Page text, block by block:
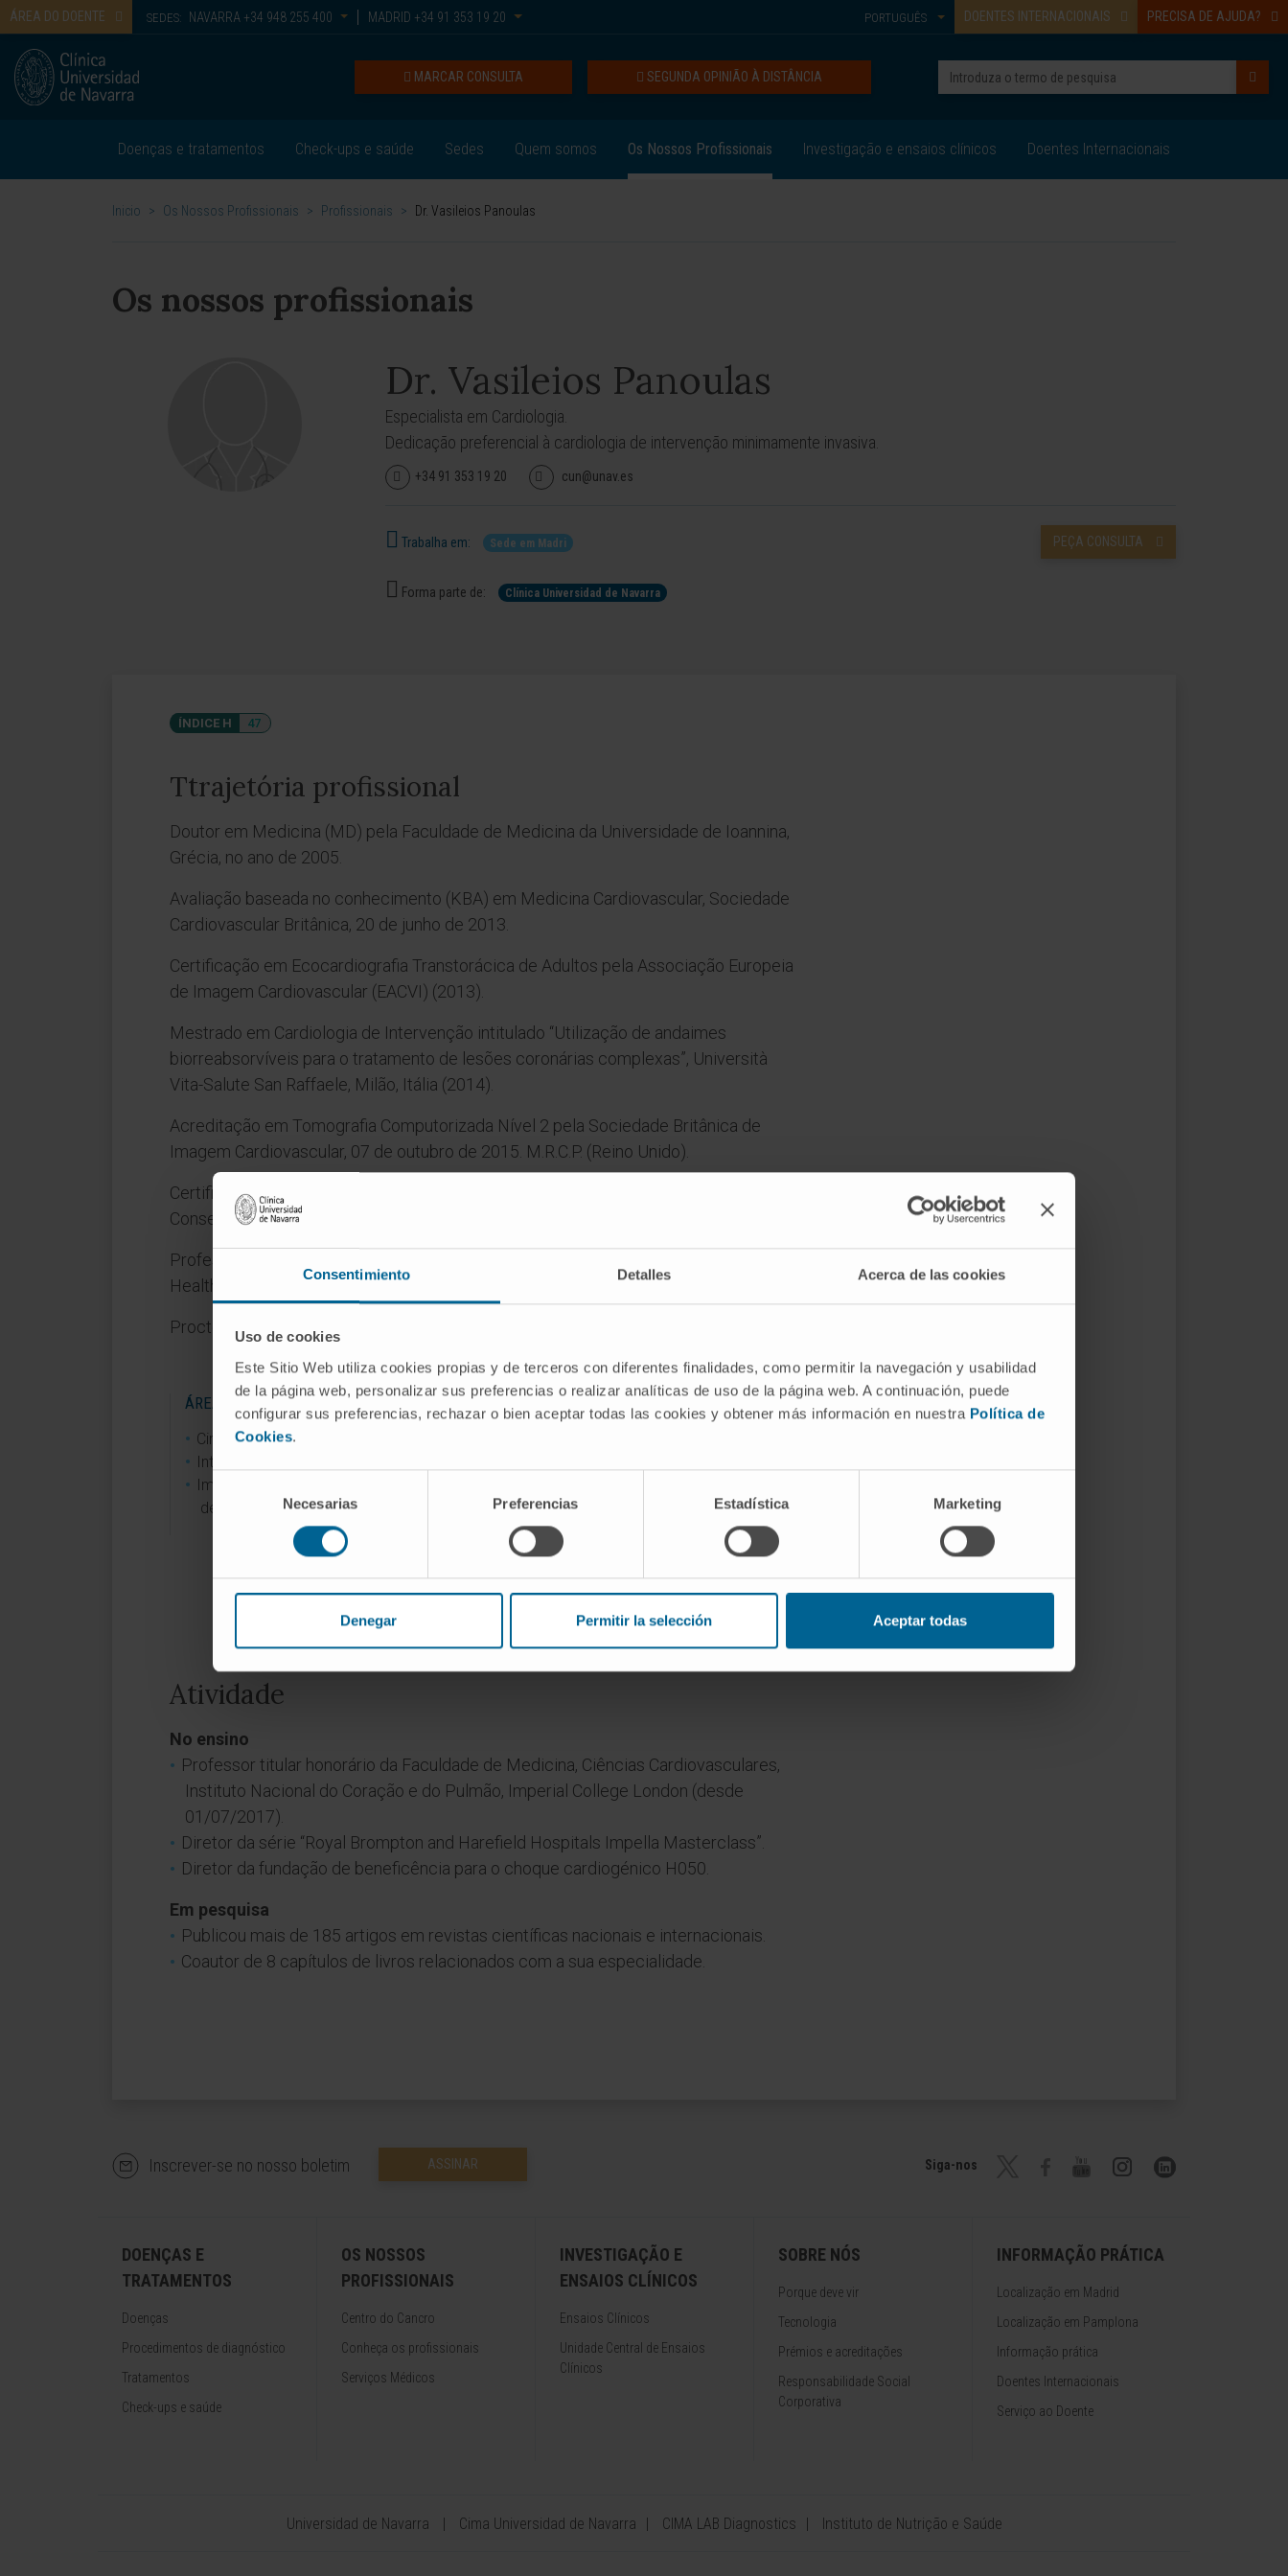
Consentimiento Detalles Acerca de las cookies
Uso de cookies
Este Sitio Web utiliza cookies propias y de terceros con diferentes finalidades, como permitir la navegación y usabilidad
de la página web, personalizar sus preferencias o realizar analíticas de uso de la página web. A continuación, puede
configurar sus preferencias, rechazar o bien aceptar todas las cookies y obtener más información en nuestra Política de
Cookies.
Selección
de
consentimiento
Necesarias Preferencias Estadística Marketing
Denegar Permitir la selección Aceptar todas
ÁREA DO DOENTE SEDES: NAVARRA +34 948 255 400 MADRID +34 91 353 19 20 DOENTES INTERNACIONAIS PRECISA DE AJUDA?
PORTUGUÊS
SEGUNDA OPINIÃO À DISTÂNCIA
MARCAR CONSULTA
Doenças e tratamentos Check-ups e saúde Sedes Quem somos Os Nossos Profissionais Investigação e ensaios clínicos Doentes Internacionais
Inicio > Os Nossos Profissionais > Profissionais > Dr. Vasileios Panoulas
Os nossos profissionais
Dr. Vasileios Panoulas
Especialista em Cardiologia.
Dedicação preferencial à cardiologia de intervenção minimamente invasiva.
+34 91 353 19 20 cun@unav.es
Trabalha em: Sede em Madri PEÇA CONSULTA
Forma parte de: Clínica Universidad de Navarra
ÍNDICE H 47
Ttrajetória profissional
Doutor em Medicina (MD) pela Faculdade de Medicina da Universidade de Ioannina,
Grécia, no ano de 2005.
Avaliação baseada no conhecimento (KBA) em Medicina Cardiovascular, Sociedade
Cardiovascular Britânica, 20 de junho de 2013.
Certificação em Ecocardiografia Transtorácica de Adultos pela Associação Europeia
de Imagem Cardiovascular (EACVI) (2013).
Mestrado em Cardiologia de Intervenção intitulado “Utilização de andaimes
biorreabsorvíveis para o tratamento de lesões coronárias complexas”, Università
Vita-Salute San Raffaele, Milão, Itália (2014).
Acreditação em Tomografia Computorizada Nível 2 pela Sociedade Britânica de
Imagem Cardiovascular, 07 de outubro de 2015. M.R.C.P. (Reino Unido).
Certificado de Conclusão de Formação (CCT) em Cardiologia de Intervenção,
Conselho Médico Geral, 1 de outubro de 2016.
Professor clínico NIHR em Cardiologia (Imperial College London / Imperial College
Healthcare NHS Trust), 06/10/2013–31/07/2016.
Proctor para a implantação do dispositivo Abiomed Impella CP desde 2018.
ÁREAS DE INTERESSE
Cirurgia coronária.
Intervenções valvulares transcateter.
Implantação de dispositivo percutâneo
de assistência ventricular esquerda.
Atividade
No ensino
Professor titular honorário da Faculdade de Medicina, Ciências Cardiovasculares,
Instituto Nacional do Coração e do Pulmão, Imperial College London (desde
01/07/2017).
Diretor da série “Royal Brompton and Harefield Hospitals Impella Masterclass”.
Diretor da fundação de beneficência para o choque cardiogénico H050.
Em pesquisa
Publicou mais de 185 artigos em revistas científicas nacionais e internacionais.
Coautor de 8 capítulos de livros relacionados com a sua especialidade.
Inscrever-se no nosso boletim ASSINAR Siga-nos
DOENÇAS E
TRATAMENTOS
Doenças
Procedimentos de diagnóstico
Tratamentos
Check-ups e saúde
OS NOSSOS
PROFISSIONAIS
Centro do Cancro
Conheça os profissionais
Serviços Médicos
INVESTIGAÇÃO E
ENSAIOS CLÍNICOS
Ensaios Clínicos
Unidade Central de Ensaios
Clínicos
SOBRE NÓS
Porque deve vir
Tecnologia
Prémios e acreditações
Responsabilidade Social
Corporativa
INFORMAÇÃO PRÁTICA
Localização em Madrid
Localização em Pamplona
Informação prática
Doentes Internacionais
Serviço ao Doente
Universidad de Navarra Cima Universidad de Navarra CIMA LAB Diagnostics Instituto de Nutrição e Saúde